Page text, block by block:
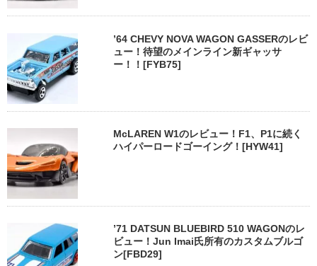
’64 CHEVY NOVA WAGON GASSERのレビ
ュー！待望のメインライン新ギャッサ
ー！！[FYB75]
McLAREN W1のレビュー！F1、P1に続く
ハイパーロードゴーイング！[HYW41]
’71 DATSUN BLUEBIRD 510 WAGONのレ
ビュー！Jun Imai氏所有のカスタムブルゴ
ン[FBD29]